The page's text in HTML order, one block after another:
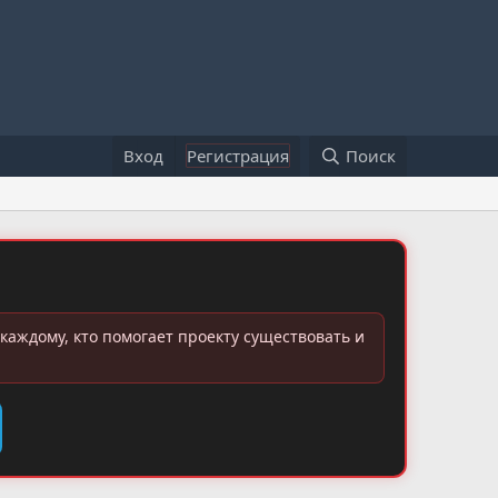
Вход Регистрация Поиск
кто помогает проекту существовать и